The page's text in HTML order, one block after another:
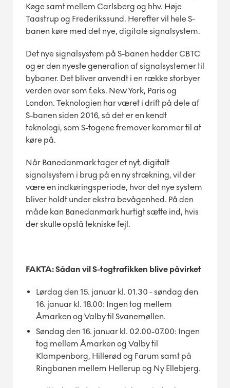
Køge samt mellem Carlsberg og hhv. Høje
Taastrup og Frederikssund. Herefter vil hele S-
banen køre med det nye, digitale signalsystem.
Det nye signalsystem på S-banen hedder CBTC
og er den nyeste generation af signalsystemer til
bybaner. Det bliver anvendt i en række storbyer
verden over som f.eks. New York, Paris og
London. Teknologien har været i drift på dele af
S-banen siden 2016, så det er en kendt
teknologi, som S-togene fremover kommer til at
køre på.
Når Banedanmark tager et nyt, digitalt
signalsystem i brug på en ny strækning, vil der
være en indkøringsperiode, hvor det nye system
bliver holdt under ekstra bevågenhed. På den
måde kan Banedanmark hurtigt sætte ind, hvis
der skulle opstå tekniske fejl.
FAKTA: Sådan vil S-togtrafikken blive påvirket
Lørdag den 15. januar kl. 01.30 - søndag den
16. januar kl. 18.00: Ingen tog mellem
Åmarken og Valby til Svanemøllen.
Søndag den 16. januar kl. 02.00-07.00: Ingen
tog mellem Åmarken og Valby til
Klampenborg, Hillerød og Farum samt på
Ringbanen mellem Hellerup og Ny Ellebjerg.